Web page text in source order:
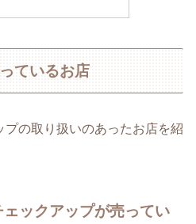
ているお店
の取り扱いのあったお店を紹
ェックアップが売ってい